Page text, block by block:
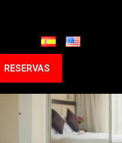
RESERVAS